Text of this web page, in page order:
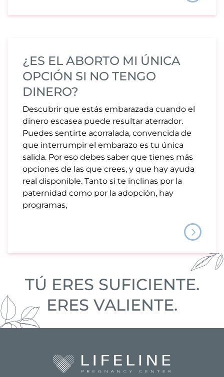
¿ES EL ABORTO MI ÚNICA
OPCIÓN SI NO TENGO
DINERO?
Descubrir que estás embarazada cuando el
dinero escasea puede resultar aterrador.
Puedes sentirte acorralada, convencida de
que interrumpir el embarazo es tu única
salida. Por eso debes saber que tienes más
opciones de las que crees, y que hay ayuda
real disponible. Tanto si te inclinas por la
paternidad como por la adopción, hay
programas,
TÚ ERES SUFICIENTE.
ERES VALIENTE.